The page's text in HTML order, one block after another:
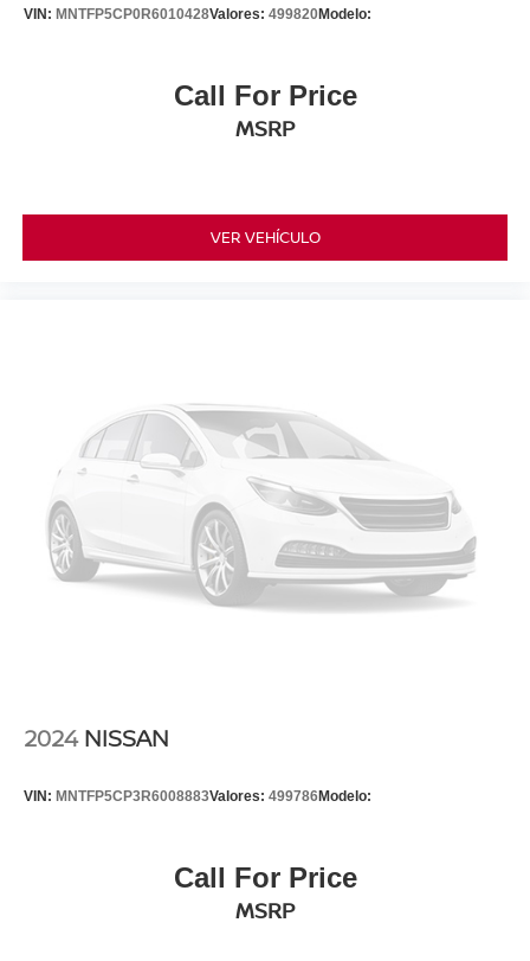
VIN: MNTFP5CP0R6010428Valores: 499820Modelo:
Call For Price
MSRP
VER VEHÍCULO
2024 NISSAN
VIN: MNTFP5CP3R6008883Valores: 499786Modelo:
Call For Price
MSRP